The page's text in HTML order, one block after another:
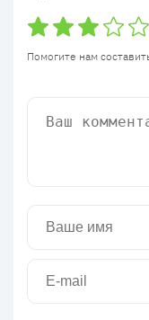
Помогите нам